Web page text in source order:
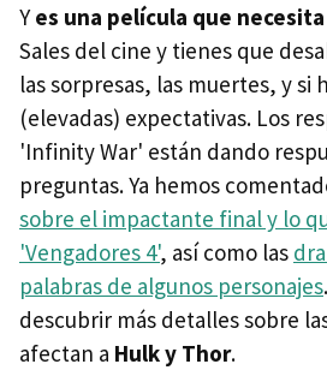
Yes una película que
Sales del cine y tienes que
las sorpresas, las muertes, y si
(elevadas) expectativas. Los
'Infinity War' están dando
preguntas. Ya hemos
sobre el impactante final y lo
'Vengadores 4', así como las
palabras de algunos personajes
descubrir más detalles sobre
afectan a Hulk y Thor.